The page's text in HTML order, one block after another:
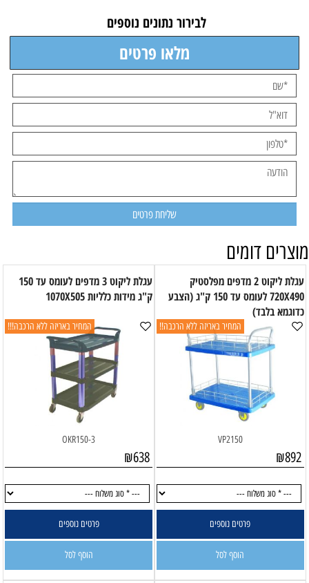
לבירור נתונים נוספים
מלאו פרטים
מוצרים דומים
עגלת ליקוט 2 מדפים מפלסטיק
720X490 לעומס עד 150 ק"ג (הצבע
כדוגמא בלבד)
המחיר באריזה ללא הרכבה!!
VP2150
₪892
פרטים נוספים
הוסף לסל
עגלת ליקוט 3 מדפים לעומס עד 150
ק"ג מידות כלליות 1070X505
המחיר באריזה ללא הרכבה!!!
OKR150-3
₪638
פרטים נוספים
הוסף לסל